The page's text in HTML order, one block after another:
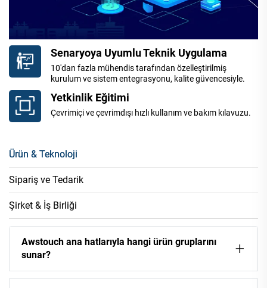
Senaryoya Uyumlu Teknik Uygulama
10'dan fazla mühendis tarafından özelleştirilmiş
kurulum ve sistem entegrasyonu, kalite güvencesiyle.
Yetkinlik Eğitimi
Çevrimiçi ve çevrimdışı hızlı kullanım ve bakım kılavuzu.
Ürün & Teknoloji
Sipariş ve Tedarik
Şirket & İş Birliği
Awstouch ana hatlarıyla hangi ürün gruplarını
sunar?